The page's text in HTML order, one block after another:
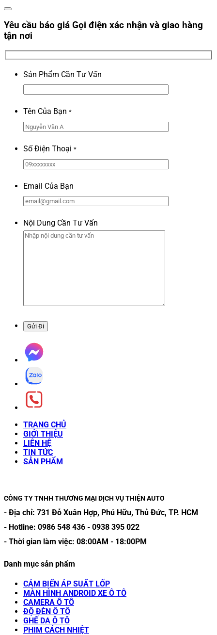
Yêu cầu báo giá Gọi điện xác nhận và giao hàng
tận nơi
Sản Phẩm Cần Tư Vấn
Tên Của Bạn *
Số Điện Thoại *
Email Của Bạn
Nội Dung Cần Tư Vấn
TRANG CHỦ
GIỚI THIỆU
LIÊN HỆ
TIN TỨC
SẢN PHẨM
CÔNG TY TNHH THƯƠNG MẠI DỊCH VỤ THIỆN AUTO
- Địa chỉ: 731 Đỗ Xuân Hợp, Phú Hữu, Thủ Đức, TP. HCM
- Hotline: 0986 548 436 - 0938 395 022
- Thời gian làm việc: 08:00AM - 18:00PM
Danh mục sản phẩm
CẢM BIẾN ÁP SUẤT LỐP
MÀN HÌNH ANDROID XE Ô TÔ
CAMERA Ô TÔ
ĐỘ ĐÈN Ô TÔ
GHẾ DA Ô TÔ
PHIM CÁCH NHIỆT